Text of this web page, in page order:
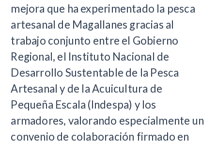
mejora que ha experimentado la pesca
artesanal de Magallanes gracias al
trabajo conjunto entre el Gobierno
Regional, el Instituto Nacional de
Desarrollo Sustentable de la Pesca
Artesanal y de la Acuicultura de
Pequeña Escala (Indespa) y los
armadores, valorando especialmente un
convenio de colaboración firmado en